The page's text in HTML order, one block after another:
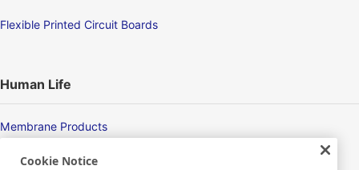
Flexible Printed Circuit Boards
Human Life
Membrane Products
Medical Products
Cookie Notice